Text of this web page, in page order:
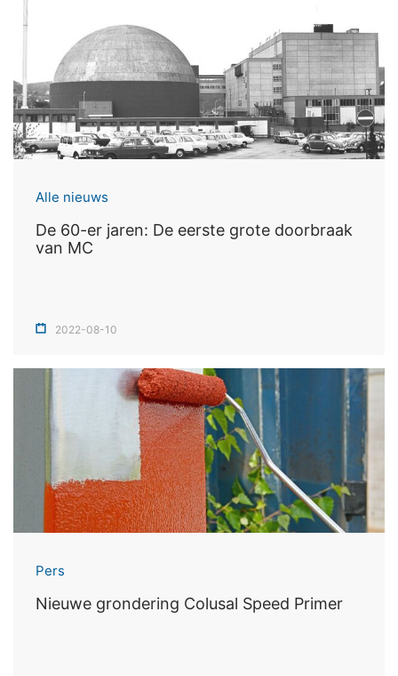
Alle nieuws
De 60-er jaren: De eerste grote doorbraak
van MC
2022-08-10
Pers
Nieuwe grondering Colusal Speed Primer